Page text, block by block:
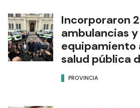
Incorporaron
ambulancias y
equipamiento
salud pública
PROVINCIA